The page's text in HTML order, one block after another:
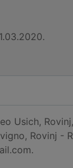
Usich,
Rovinj -